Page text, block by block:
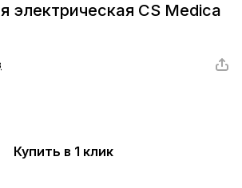
электрическая CS Medica
Купить в 1 клик